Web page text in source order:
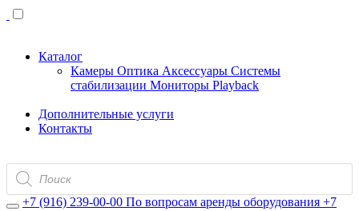
Каталог
Камеры Оптика Аксессуары Системы
стабилизации Мониторы Playback
Дополнительные услуги
Контакты
Поиск
товаров
+7 (916) 239-00-00 По вопросам аренды оборудования +7